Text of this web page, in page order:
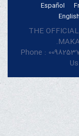
Español
English
THE
Phone :